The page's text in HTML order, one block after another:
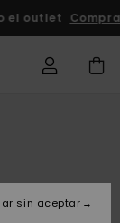
el outlet
sin aceptar